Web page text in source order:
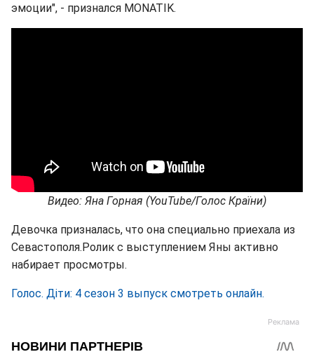
эмоции", - признался MONATIK.
Видео: Яна Горная (YouTube/Голос Країни)
Девочка призналась, что она специально приехала из
Севастополя.Ролик с выступлением Яны активно
набирает просмотры.
Голос. Діти: 4 сезон 3 выпуск смотреть онлайн.